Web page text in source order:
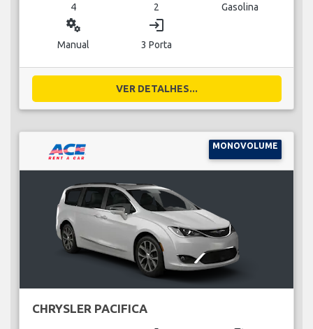
4 2 Gasolina
miscellaneous_services
Manual
login
3 Porta
VER DETALHES...
MONOVOLUME
CHRYSLER PACIFICA